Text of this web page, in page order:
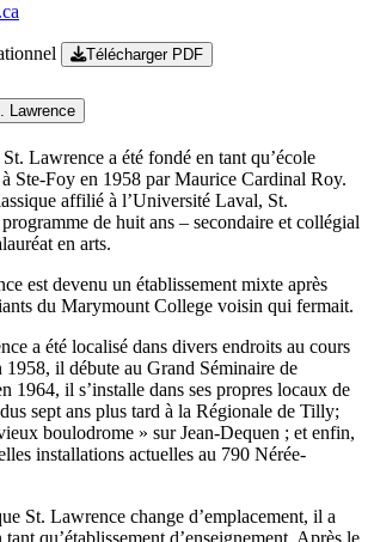
Télécharger PDF
Lawrence
Lawrence a été fondé en tant qu’école
Ste-Foy en 1958 par Maurice Cardinal Roy.
affilié à l’Université Laval, St.
de huit ans – secondaire et collégial
en arts.
est devenu un établissement mixte après
du Marymount College voisin qui fermait.
a été localisé dans divers endroits au cours
1958, il débute au Grand Séminaire de
1964, il s’installe dans ses propres locaux de
sept ans plus tard à la Régionale de Tilly;
boulodrome » sur Jean-Dequen ; et enfin,
installations actuelles au 790 Nérée-
St. Lawrence change d’emplacement, il a
qu’établissement d’enseignement. Après le